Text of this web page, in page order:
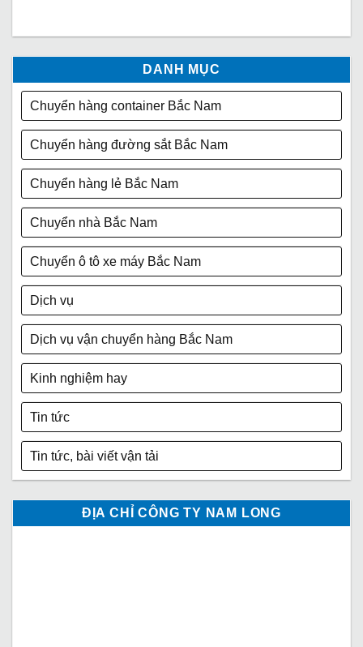
DANH MỤC
Chuyển hàng container Bắc Nam
Chuyển hàng đường sắt Bắc Nam
Chuyển hàng lẻ Bắc Nam
Chuyển nhà Bắc Nam
Chuyển ô tô xe máy Bắc Nam
Dịch vụ
Dịch vụ vận chuyển hàng Bắc Nam
Kinh nghiệm hay
Tin tức
Tin tức, bài viết vận tải
ĐỊA CHỈ CÔNG TY NAM LONG